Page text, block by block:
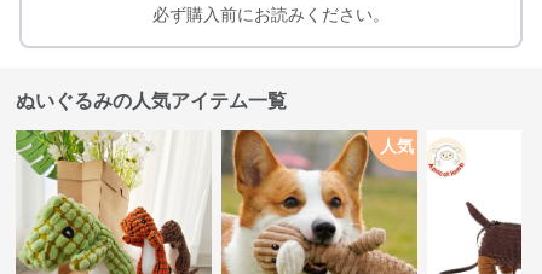
必ず購入前にお読みください。
ぬいぐるみの人気アイテム一覧
人気